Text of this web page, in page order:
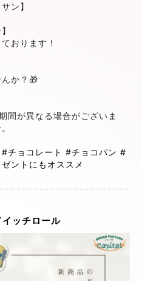
ン】
おります！
か？🎁
間が異なる場合がございま
#チョコレート #チョコパン #
ントにもオススメ
ッチロール